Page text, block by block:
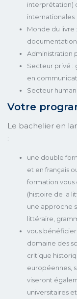
interprétation)
internationales
Monde du livre
documentation
Administration
Secteur privé :
en
Secteur
Votre
Le bachelier en
:
une double
et en français
formation vous
(histoire de la
une approche
littéraire,
vous
domaine des
critique
européennes,
viseront
universitaires